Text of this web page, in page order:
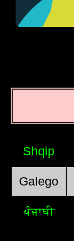
Shqip
Galego
ਪੰਜਾਬੀ